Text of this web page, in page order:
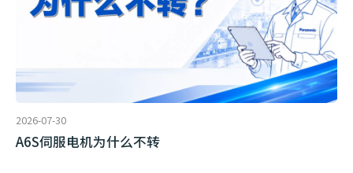
2026-07-30
A6S伺服电机为什么不转